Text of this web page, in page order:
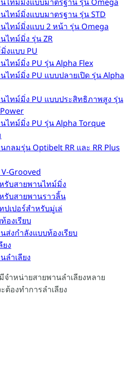
ไทม์มิ่งแบบมาตรฐาน รุ่น Omega
ไทม์มิ่งแบบมาตรฐาน รุ่น STD
ไทม์มิ่งแบบ 2 หน้า รุ่น Omega
ไทม์มิ่ง รุ่น ZR
งแบบ PU
ไทม์มิ่ง PU รุ่น Alpha Flex
ไทม์มิ่ง PU แบบปลายเปิด รุ่น Alpha
ไทม์มิ่ง PU แบบประสิทธิภาพสูง รุ่น
ไทม์มิ่ง PU รุ่น Alpha Torque
กลมรุ่น Optibelt RR และ RR Plus
Grooved
รับสายพานไทม์มิ่ง
รับสายพานราวลิ้น
ปเปอร์สำหรับมู่เล่
องเรียบ
ส่งกำลังแบบท้องเรียบ
ยง
ลำเลียง
จำหน่ายสายพานลำเลียงหลาย
ต้องทำการลำเลียง